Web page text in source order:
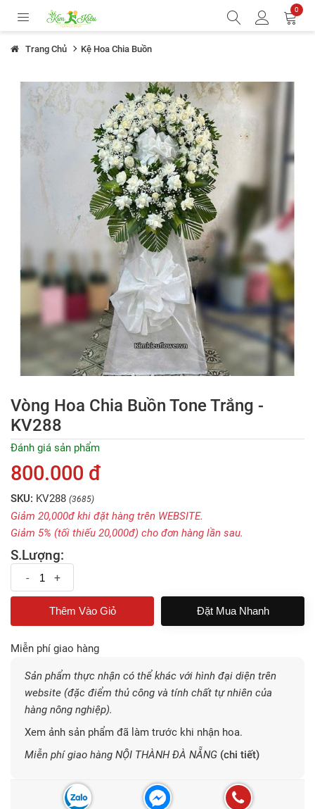
0
Trang Chủ Kệ Hoa Chia Buồn
Vòng Hoa Chia Buồn Tone Trắng -
KV288
Đánh giá sản phẩm
800.000 đ
SKU: KV288 (3685)
Giảm 20,000đ khi đặt hàng trên WEBSITE.
Giảm 5% (tối thiếu 20,000đ) cho đơn hàng lần sau.
S.Lượng:
- +
Đặt Mua Nhanh
Miễn phí giao hàng
Sản phẩm thực nhận có thể khác với hình đại diện trên
website (đặc điểm thủ công và tính chất tự nhiên của
hàng nông nghiệp).
Xem ảnh sản phẩm đã làm trước khi nhận hoa.
Miễn phí giao hàng NỘI THÀNH ĐÀ NẴNG (chi tiết)